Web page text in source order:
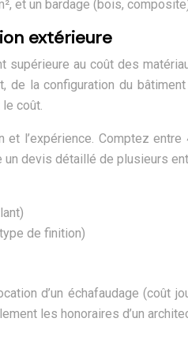
et un bardage (bois,
extérieure
supérieure au coût des
la configuration du
coût.
et l’expérience. Comptez
devis détaillé de plusieurs
de finition)
d’un échafaudage
les honoraires d’un